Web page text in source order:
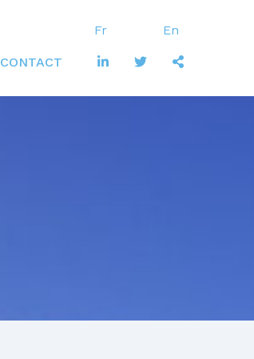
CONTACT
Secondary
Navigation
Fr En